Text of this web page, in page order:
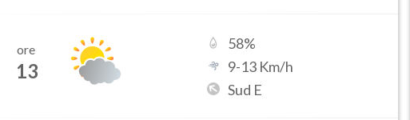
ore
13
58%
9-13 Km/h
Sud E